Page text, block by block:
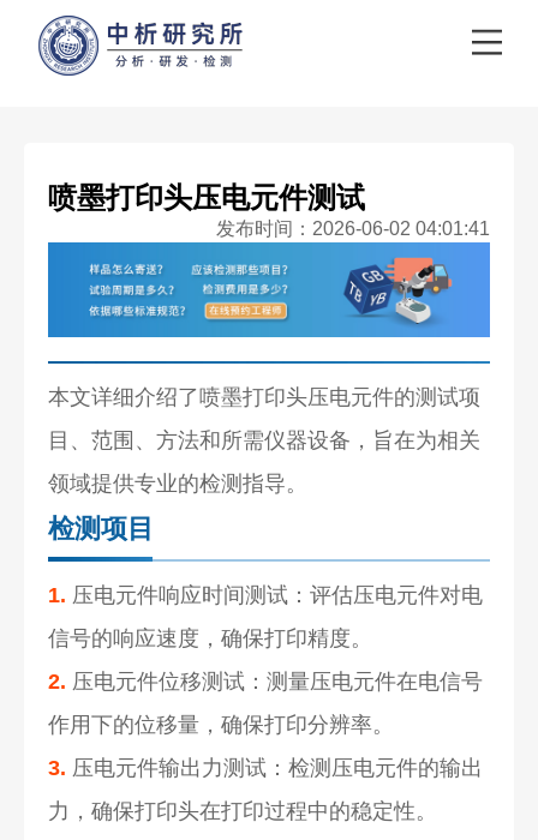
喷墨打印头压电元件测试
发布时间：2026-06-02 04:01:41
本文详细介绍了喷墨打印头压电元件的测试项
目、范围、方法和所需仪器设备，旨在为相关
领域提供专业的检测指导。
检测项目
1. 压电元件响应时间测试：评估压电元件对电
信号的响应速度，确保打印精度。
2. 压电元件位移测试：测量压电元件在电信号
作用下的位移量，确保打印分辨率。
3. 压电元件输出力测试：检测压电元件的输出
力，确保打印头在打印过程中的稳定性。